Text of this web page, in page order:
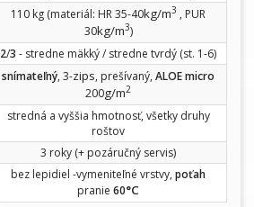
110 kg (materiál: HR 35-40kg/m3 , PUR
30kg/m3)
2/3 - stredne mäkký / stredne tvrdý (st. 1-6)
snímateľný, 3-zips, prešívaný, ALOE micro
200g/m2
stredná a vyššia hmotnosť, všetky druhy
roštov
3 roky (+ pozáručný servis)
bez lepidiel -vymeniteľné vrstvy, poťah
pranie 60°C